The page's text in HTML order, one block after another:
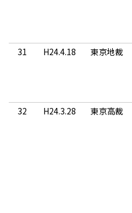
31
H24.4.18 東京地裁
32
H24.3.28 東京高裁